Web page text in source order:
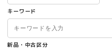
キーワード
新品・中古区分